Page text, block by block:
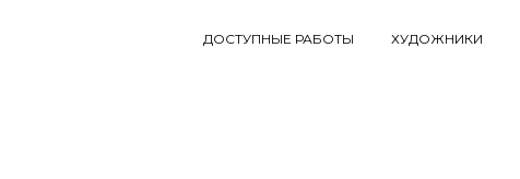
ДОСТУПНЫЕ РАБОТЫ ХУДОЖНИКИ